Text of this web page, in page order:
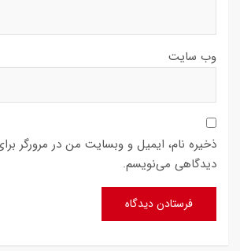
وب‌ سایت
ذخیره نام، ایمیل و وبسایت من در مرورگر
دیدگاهی می‌نویسم.